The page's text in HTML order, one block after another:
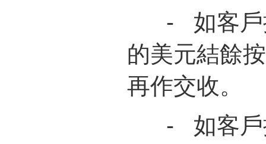
- 如客
的美元結餘
再作交收。
- 如客